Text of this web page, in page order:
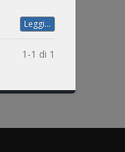
Leggi...
1-1 di 1